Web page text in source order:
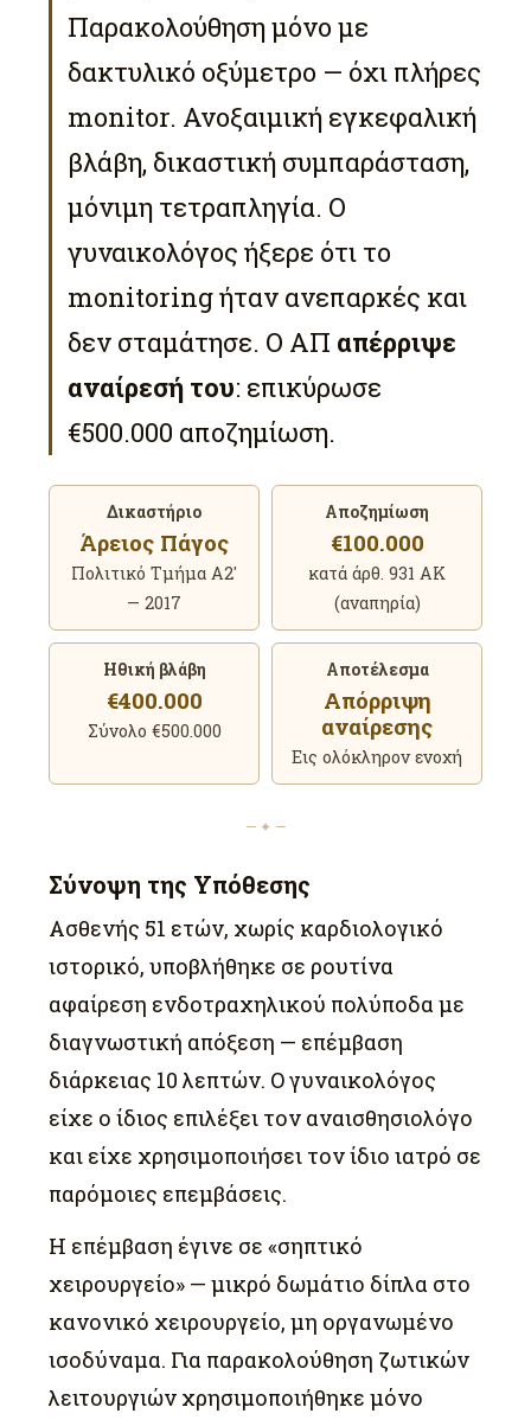
Παρακολούθηση μόνο με
δακτυλικό οξύμετρο — όχι πλήρες
monitor. Ανοξαιμική εγκεφαλική
βλάβη, δικαστική συμπαράσταση,
μόνιμη τετραπληγία. Ο
γυναικολόγος ήξερε ότι το
monitoring ήταν ανεπαρκές και
δεν σταμάτησε. Ο ΑΠ απέρριψε
αναίρεσή του: επικύρωσε
€500.000 αποζημίωση.
Δικαστήριο
Άρειος Πάγος
Πολιτικό Τμήμα Α2′
— 2017
Αποζημίωση
€100.000
κατά άρθ. 931 ΑΚ
(αναπηρία)
Ηθική βλάβη
€400.000
Σύνολο €500.000
Αποτέλεσμα
Απόρριψη
αναίρεσης
Εις ολόκληρον ενοχή
— ✦ —
Σύνοψη της Υπόθεσης
Ασθενής 51 ετών, χωρίς καρδιολογικό
ιστορικό, υποβλήθηκε σε ρουτίνα
αφαίρεση ενδοτραχηλικού πολύποδα με
διαγνωστική απόξεση — επέμβαση
διάρκειας 10 λεπτών. Ο γυναικολόγος
είχε ο ίδιος επιλέξει τον αναισθησιολόγο
και είχε χρησιμοποιήσει τον ίδιο ιατρό σε
παρόμοιες επεμβάσεις.
Η επέμβαση έγινε σε «σηπτικό
χειρουργείο» — μικρό δωμάτιο δίπλα στο
κανονικό χειρουργείο, μη οργανωμένο
ισοδύναμα. Για παρακολούθηση ζωτικών
λειτουργιών χρησιμοποιήθηκε μόνο